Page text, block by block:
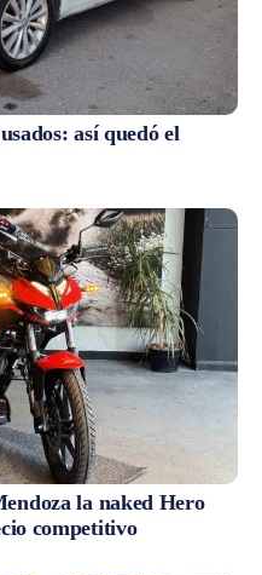
así quedó el
la naked Hero
competitivo